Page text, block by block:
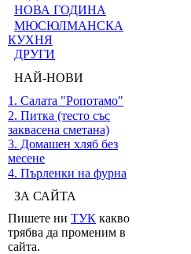
НОВА ГОДИНА
МЮСЮЛМАНСКА
КУХНЯ
ДРУГИ
НАЙ-НОВИ
1. Салата "Ропотамо"
2. Питка (тесто със
заквасена сметана)
3. Домашен хляб без
месене
4. Пърленки на фурна
ЗА САЙТА
Пишете ни ТУК какво
трябва да променим в
сайта.